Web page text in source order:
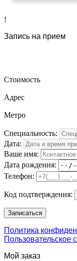
!
Запись на прием
Стоимость
Адрес
Метро
Специальность:
Дата:
Ваше имя:
Дата рождения:
Телефон:
Код подтверждения:
Политика
Пользовательское
Мой заказ